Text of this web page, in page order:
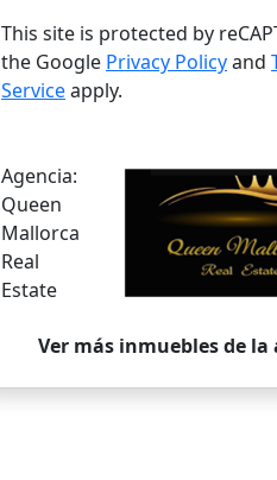
This site is protected by
the Google Privacy Policyand
Serviceapply.
Agencia:
Queen
Mallorca
Real
Estate
Ver más inmuebles de la